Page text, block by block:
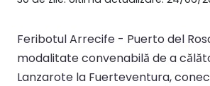
Feribotul Arrecife - Puerto del
modalitate convenabilă de a
Lanzarote la Fuerteventura,